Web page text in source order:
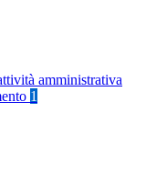
amministrativa
1